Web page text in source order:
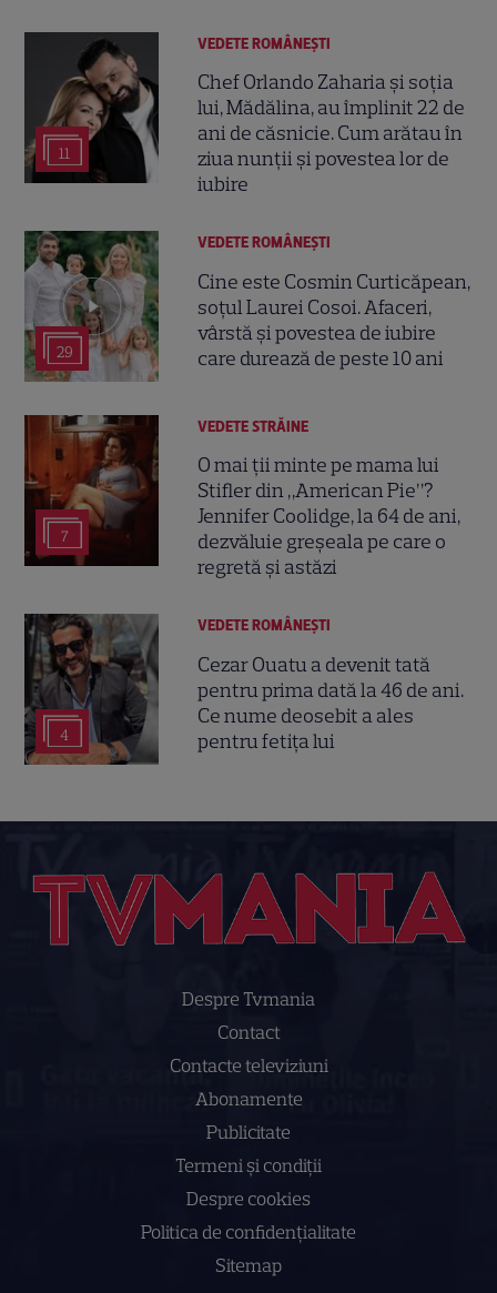
11
VEDETE ROMÂNEŞTI
Chef Orlando Zaharia și soția
lui, Mădălina, au împlinit 22 de
ani de căsnicie. Cum arătau în
ziua nunții și povestea lor de
iubire
29
VEDETE ROMÂNEŞTI
Cine este Cosmin Curticăpean,
soțul Laurei Cosoi. Afaceri,
vârstă și povestea de iubire
care durează de peste 10 ani
7
VEDETE STRĂINE
O mai ții minte pe mama lui
Stifler din „American Pie”?
Jennifer Coolidge, la 64 de ani,
dezvăluie greșeala pe care o
regretă și astăzi
4
VEDETE ROMÂNEŞTI
Cezar Ouatu a devenit tată
pentru prima dată la 46 de ani.
Ce nume deosebit a ales
pentru fetița lui
Despre Tvmania
Contact
Contacte televiziuni
Abonamente
Publicitate
Termeni și condiții
Despre cookies
Politica de confidenţialitate
Sitemap